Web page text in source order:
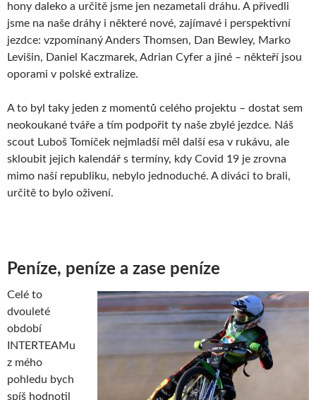
hony daleko a určitě jsme jen nezametali dráhu. A přivedli
jsme na naše dráhy i některé nové, zajímavé i perspektivní
jezdce: vzpomínaný Anders Thomsen, Dan Bewley, Marko
Levišin, Daniel Kaczmarek, Adrian Cyfer a jiné – někteří jsou
oporami v polské extralize.
A to byl taky jeden z momentů celého projektu – dostat sem
neokoukané tváře a tím podpořit ty naše zbylé jezdce. Náš
scout Luboš Tomíček nejmladší měl další esa v rukávu, ale
skloubit jejich kalendář s termíny, kdy Covid 19 je zrovna
mimo naší republiku, nebylo jednoduché. A diváci to brali,
určitě to bylo oživení.
Peníze, peníze a zase peníze
Celé to
dvouleté
období
INTERTEAMu
z mého
pohledu bych
spíš hodnotil